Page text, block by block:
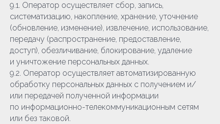
9.1. Оператор осуществляет сбор, запись,
систематизацию, накопление, хранение, уточнение
(обновление, изменение), извлечение, использование,
передачу (распространение, предоставление,
доступ), обезличивание, блокирование, удаление
и уничтожение персональных данных.
9.2. Оператор осуществляет автоматизированную
обработку персональных данных с получением и/
или передачей полученной информации
по информационно-телекоммуникационным сетям
или без таковой.